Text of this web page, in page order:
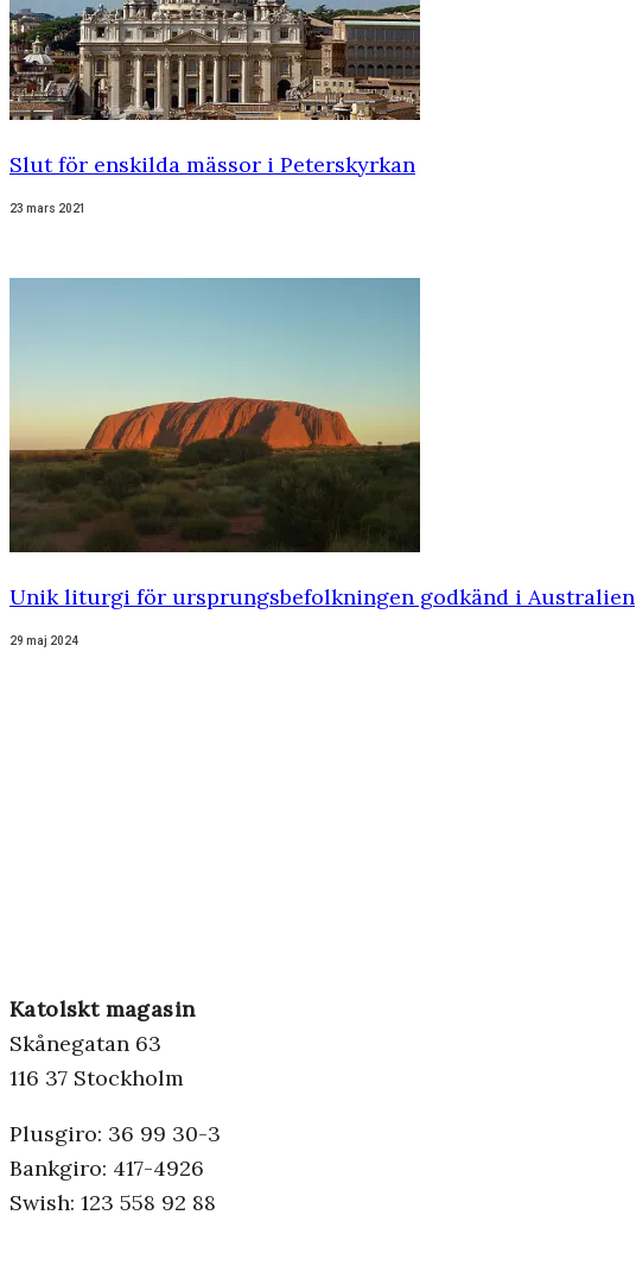
Slut för enskilda mässor i Peterskyrkan
23 mars 2021
Unik liturgi för ursprungsbefolkningen godkänd i Australien
29 maj 2024
Katolskt magasin
Skånegatan 63
116 37 Stockholm
Plusgiro: 36 99 30-3
Bankgiro: 417-4926
Swish: 123 558 92 88